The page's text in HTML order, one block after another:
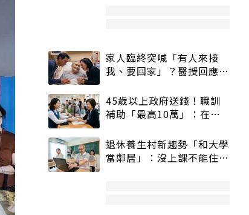
家人臨終突喊「有人來接
我、要回家」？醫授回應方
45歲以上政府送錢！職訓
補助「最高10萬」：在
退休養生村新趨勢「和大學
當鄰居」：沒上課不能住、